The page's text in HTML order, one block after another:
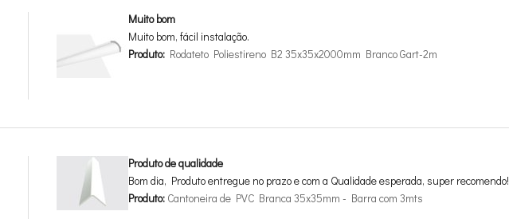
Muito bom
Muito bom, fácil instalação.
Produto: Rodateto Poliestireno B2 35x35x2000mm Branco Gart-2m
Produto de qualidade
Bom dia, Produto entregue no prazo e com a Qualidade esperada, super recomendo!
Produto: Cantoneira de PVC Branca 35x35mm - Barra com 3mts